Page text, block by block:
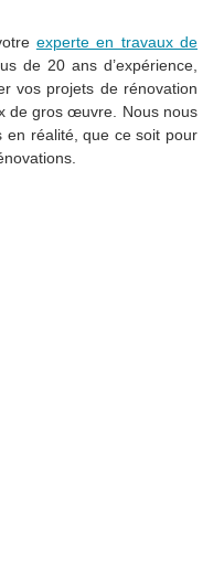
experte en travaux de
de 20 ans d’expérience,
vos projets de rénovation
de gros œuvre. Nous nous
en réalité, que ce soit pour